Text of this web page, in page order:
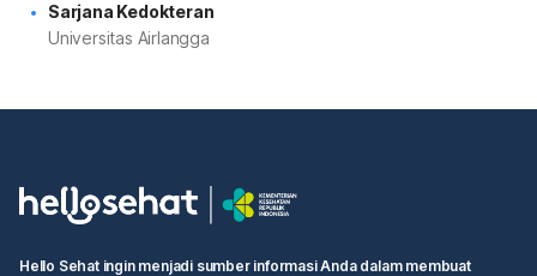
Sarjana Kedokteran
Universitas Airlangga
Hello Sehat ingin menjadi sumber informasi Anda dalam membuat